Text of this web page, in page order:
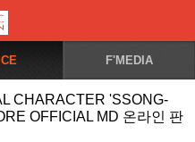
F'MEDIA
CHARACTER 'SSONG-
OFFICIAL MD 온라인 판